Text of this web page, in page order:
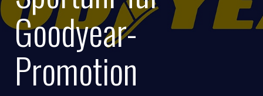
Goodyear-
Promotion